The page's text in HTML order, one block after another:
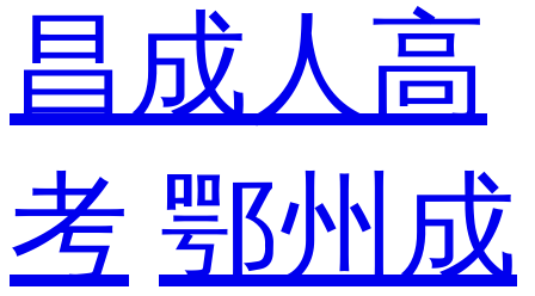
昌成人高
考 鄂州成